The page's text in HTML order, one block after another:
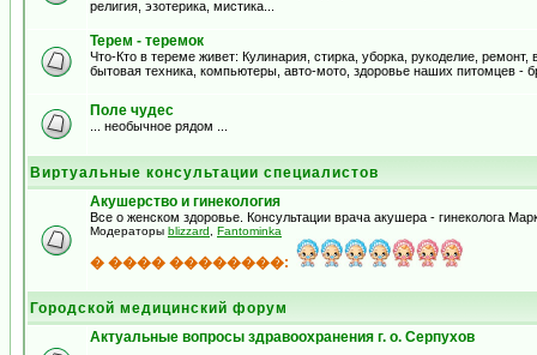
религия, эзотерика, мистика...
Терем - теремок
Что-Кто в тереме живет: Кулинария, стирка, уборка, рукоделие,
бытовая техника, компьютеры, авто-мото, здоровье наших питомцев -
Поле чудес
... необычное рядом ...
Виртуальные консультации специалистов
Акушерство и гинекология
Все о женском здоровье. Консультации врача акушера - гинеколога
Модераторы blizzard Fantominka
� ���� ��������:
Городской медицинский форум
Актуальные вопросы здравоохранения г. о. Серпухов